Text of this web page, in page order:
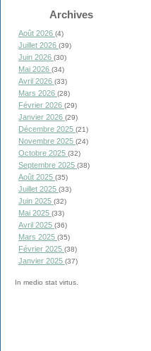
Archives
Août 2026 (4)
Juillet 2026 (39)
Juin 2026 (30)
Mai 2026 (34)
Avril 2026 (33)
Mars 2026 (28)
Février 2026 (29)
Janvier 2026 (29)
Décembre 2025 (21)
Novembre 2025 (24)
Octobre 2025 (32)
Septembre 2025 (38)
Août 2025 (35)
Juillet 2025 (33)
Juin 2025 (32)
Mai 2025 (33)
Avril 2025 (36)
Mars 2025 (35)
Février 2025 (38)
Janvier 2025 (37)
In medio stat virtus.